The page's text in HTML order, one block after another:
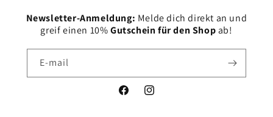
Newsletter-Anmeldung: Melde dich direkt an und
greif einen 10%Gutschein für den Shop ab!
E-mail
FacebookInstagram